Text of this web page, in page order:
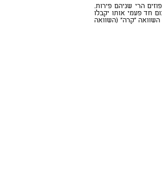
הרי שניהם פירות.
חד פעמי אותו יקבלו
השוואה "קרה" (השוואה